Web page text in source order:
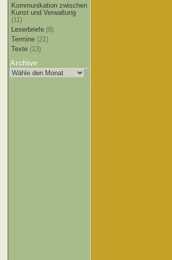
Kommunikation zwischen
Kunst und Verwaltung
(11)
Leserbriefe (8)
Termine (21)
Texte (13)
Archive